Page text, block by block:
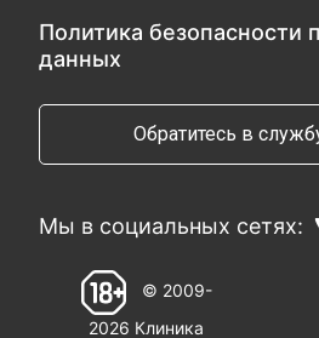
Политика безопасности
данных
Обратитесь в
Мы в социальных сетях:
© 2009-
2026 Клиника